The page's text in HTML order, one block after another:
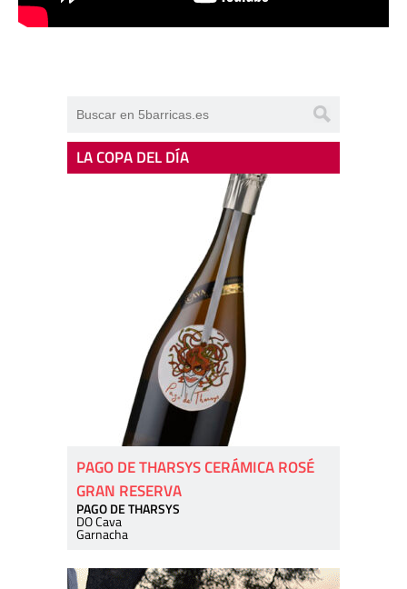
LA COPA DEL DÍA
PAGO DE THARSYS CERÁMICA ROSÉ
GRAN RESERVA
PAGO DE THARSYS
DO Cava
Garnacha